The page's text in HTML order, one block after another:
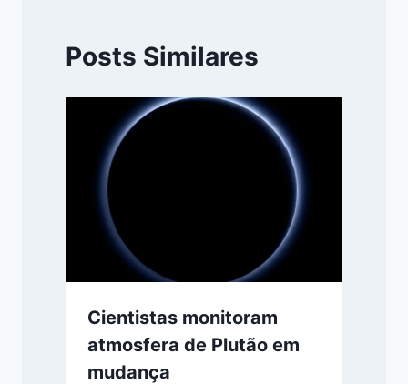
Posts Similares
Cientistas monitoram
atmosfera de Plutão em
mudança